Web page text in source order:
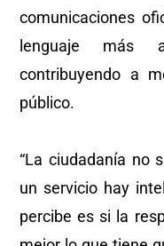
comunicaciones
lenguaje más
contribuyendo a
público.
“La ciudadanía no
un servicio hay
percibe es si la